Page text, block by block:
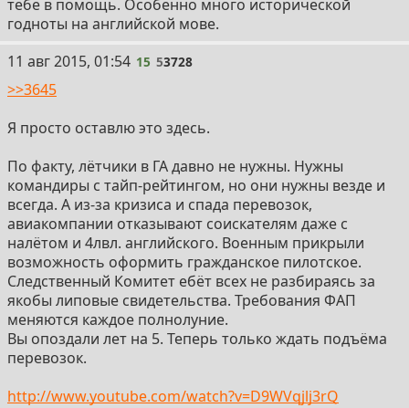
тебе в помощь. Особенно много исторической
годноты на английской мове.
11 авг 2015, 01:54 15 53728
>>3645
Я просто оставлю это здесь.
По факту, лётчики в ГА давно не нужны. Нужны
командиры с тайп-рейтингом, но они нужны везде и
всегда. А из-за кризиса и спада перевозок,
авиакомпании отказывают соискателям даже с
налётом и 4лвл. английского. Военным прикрыли
возможность оформить гражданское пилотское.
Следственный Комитет ебёт всех не разбираясь за
якобы липовые свидетельства. Требования ФАП
меняются каждое полнолуние.
Вы опоздали лет на 5. Теперь только ждать подъёма
перевозок.
http://www.youtube.com/watch?v=D9WVqjlj3rQ